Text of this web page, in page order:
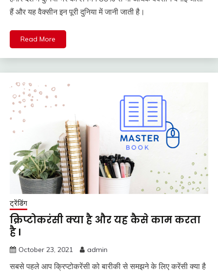
हैं और यह वैक्सीन इन पूरी दुनिया में जानी जाती है।
Read More
ट्रेंडिंग
क्रिप्टोकरंसी क्या है और यह कैसे काम करता
है l
October 23, 2021 admin
सबसे पहले आप क्रिप्टोकरेंसी को बारीकी से समझने के लिए करेंसी क्या है